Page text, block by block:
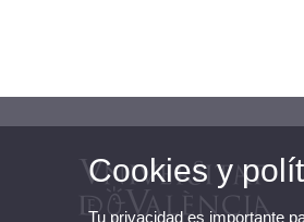
Cookies y
Tu privacidad es importante